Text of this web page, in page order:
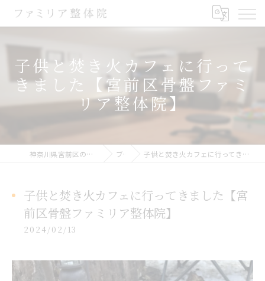
子供と焚き火カフェに行って
きました【宮前区骨盤ファミ
リア整体院】
神奈川県宮前区の整体ならファミリア整体院 ブログ 子供と焚き火カフェに行ってきました【宮前区骨盤ファミリア整体院】
子供と焚き火カフェに行ってきました【宮
前区骨盤ファミリア整体院】
2024/02/13